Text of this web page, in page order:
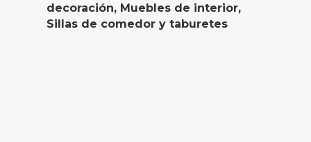
decoración, Muebles de interior,
Sillas de comedor y taburetes